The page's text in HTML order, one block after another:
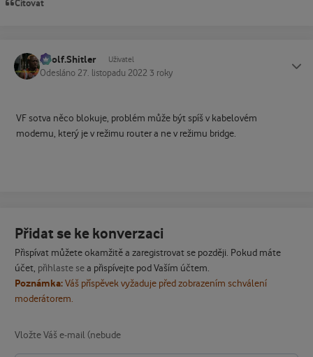
Citovat
Adolf.Shitler Uživatel
Odesláno 27. listopadu 2022 3 roky
VF sotva něco blokuje, problém může být spíš v kabelovém
modemu, který je v režimu router a ne v režimu bridge.
Přidat se ke konverzaci
Přispívat můžete okamžitě a zaregistrovat se později. Pokud máte
účet, přihlaste sea přispívejte pod Vaším účtem.
Poznámka:Váš příspěvek vyžaduje před zobrazením schválení
moderátorem.